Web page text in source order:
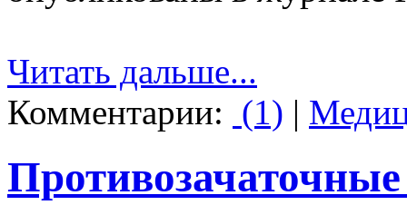
Читать дальше...
Комментарии: (1) |